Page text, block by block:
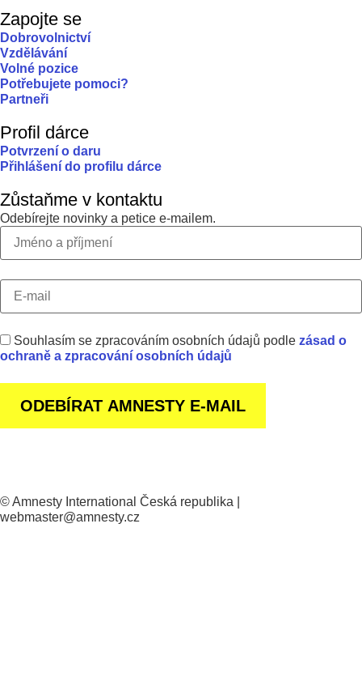
Zapojte se
Dobrovolnictví
Vzdělávání
Volné pozice
Potřebujete pomoci?
Partneři
Profil dárce
Potvrzení o daru
Přihlášení do profilu dárce
Zůstaňme v kontaktu
Odebírejte novinky a petice e-mailem.
Souhlasím se zpracováním osobních údajů podle zásad o
ochraně a zpracování osobních údajů
© Amnesty International Česká republika |
webmaster@amnesty.cz